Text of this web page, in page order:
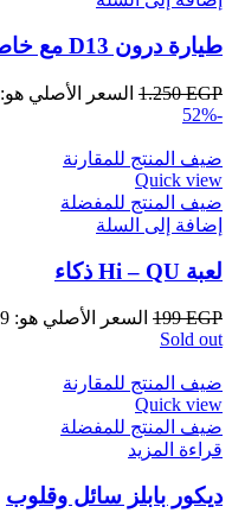
طيارة درون D13 مع خاصية الانقلاب
1.250EGP السعر الأصلي هو: 1.250 EGP.
-52%
ضيف المنتج للمقارنة
Quick view
ضيف المنتج للمفضلة
إضافة إلى السلة
لعبة Hi – QU ذكاء
199EGP السعر الأصلي هو: 199 EGP.
Sold out
ضيف المنتج للمقارنة
Quick view
ضيف المنتج للمفضلة
قراءة المزيد
ديكور بابلز سائل وقلوب